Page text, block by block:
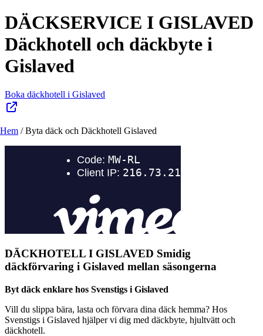
DÄCKSERVICE I GISLAVED
Däckhotell och däckbyte i
Gislaved
Boka däckhotell i Gislaved
Hem /Byta däck och Däckhotell Gislaved
DÄCKHOTELL I GISLAVED Smidig
däckförvaring i Gislaved mellan säsongerna
Byt däck enklare hos Svenstigs i Gislaved
Vill du slippa bära, lasta och förvara dina däck hemma? Hos
Svenstigs i Gislaved hjälper vi dig med däckbyte, hjultvätt och
däckhotell.